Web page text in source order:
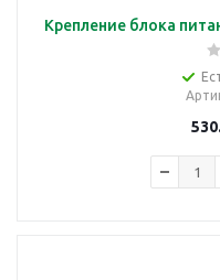
Крепление блока